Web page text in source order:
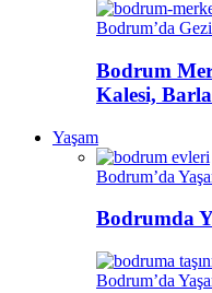
Bodrum’da
Bodrum
Kalesi,
Yaşam
Bodrum’da
Bodrumda
Bodrum’da